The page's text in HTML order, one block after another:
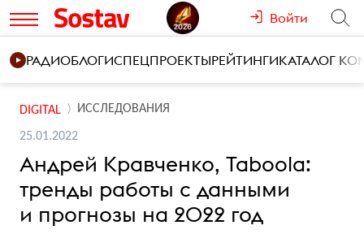
Войти
РАДИОБЛОГИСПЕЦПРОЕКТЫРЕЙТИНГИКАТАЛОГ
DIGITAL ИССЛЕДОВАНИЯ
25.01.2022
Андрей Кравченко, Taboola:
тренды работы с данными
и прогнозы на 2022 год